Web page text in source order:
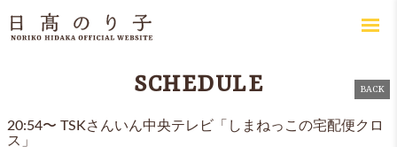
SCHEDULE BACK
20:54〜 TSKさんいん中央テレビ「しまねっこの宅配便クロ
ス」